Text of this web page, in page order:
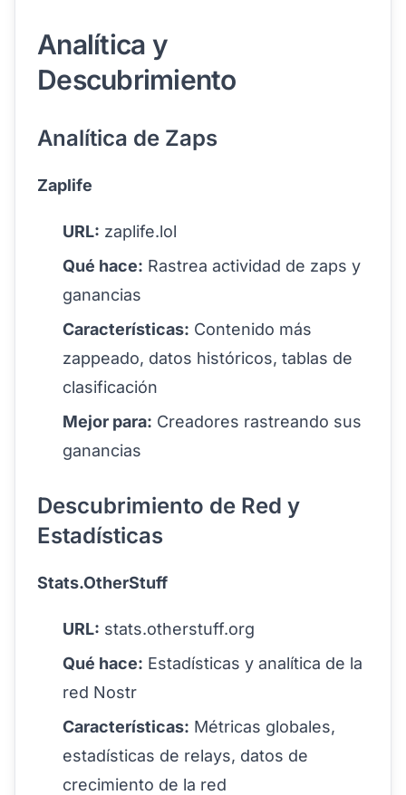
Analítica y
Descubrimiento
Analítica de Zaps
Zaplife
URL: zaplife.lol
Qué hace: Rastrea actividad de zaps y
ganancias
Características: Contenido más
zappeado, datos históricos, tablas de
clasificación
Mejor para: Creadores rastreando sus
ganancias
Descubrimiento de Red y
Estadísticas
Stats.OtherStuff
URL: stats.otherstuff.org
Qué hace: Estadísticas y analítica de la
red Nostr
Características: Métricas globales,
estadísticas de relays, datos de
crecimiento de la red